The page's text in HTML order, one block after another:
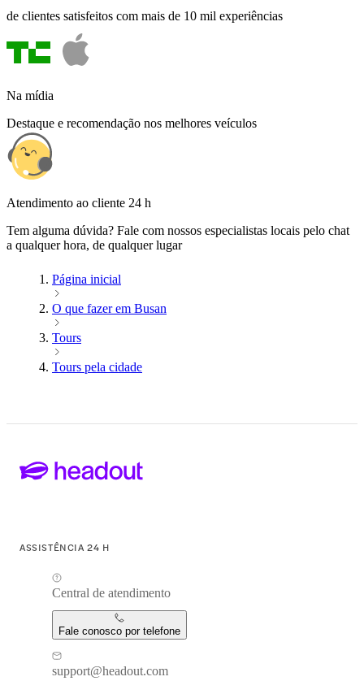
de clientes satisfeitos com mais de 10 mil experiências
Na mídia
Destaque e recomendação nos melhores veículos
Atendimento ao cliente 24 h
Tem alguma dúvida? Fale com nossos especialistas locais pelo chat
a qualquer hora, de qualquer lugar
Página inicial
O que fazer em Busan
Tours
Tours pela cidade
ASSISTÊNCIA 24 H
Central de atendimento
Fale conosco por telefone
support@headout.com